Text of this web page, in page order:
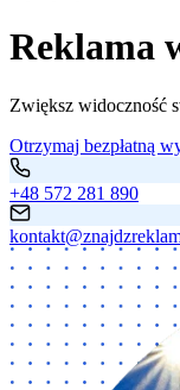
Reklama
Zwiększ widoczność
Otrzymaj bezpłatną
+48 572 281 890